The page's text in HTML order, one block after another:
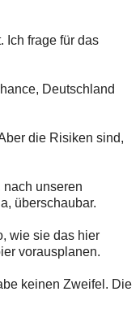
Ich frage für das
Deutschland
die Risiken sind,
nach unseren
überschaubar.
wie sie das hier
vorausplanen.
keinen Zweifel. Die